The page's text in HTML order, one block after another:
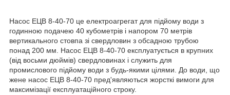
Насос ЕЦВ 8-40-70 це електроагрегат для підйому води з
годинною подачею 40 кубометрів і напором 70 метрів
вертикального стовпа зі свердловин з обсадною трубою
понад 200 мм. Насос ЕЦВ 8-40-70 експлуатується в крупних
(від восьми дюймів) свердловинах і служить для
промислового підйому води з будь-якими цілями. До води, що
жене насос ЕЦВ 8-40-70 пред'являються жорсткі вимоги для
максимізації експлуатаційного строку.